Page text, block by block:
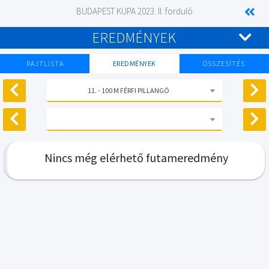
BUDAPEST KUPA 2023. II. forduló
EREDMÉNYEK
RAJTLISTA EREDMÉNYEK ÖSSZESÍTÉS
11. - 100 M FÉRFI PILLANGÓ
Nincs még elérhető futameredmény